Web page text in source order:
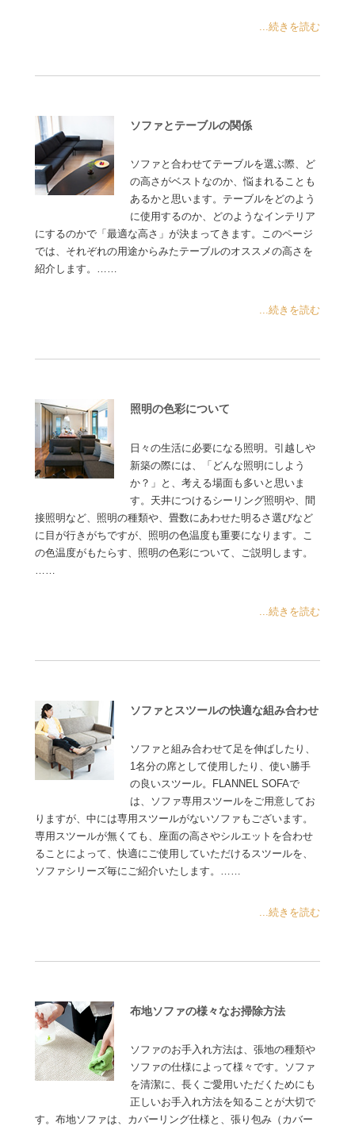
...続きを読む
ソファとテーブルの関係
ソファと合わせてテーブルを選ぶ際、ど
の高さがベストなのか、悩まれることも
あるかと思います。テーブルをどのよう
に使用するのか、どのようなインテリア
にするのかで「最適な高さ」が決まってきます。このページ
では、それぞれの用途からみたテーブルのオススメの高さを
紹介します。……
...続きを読む
照明の色彩について
日々の生活に必要になる照明。引越しや
新築の際には、「どんな照明にしよう
か？」と、考える場面も多いと思いま
す。天井につけるシーリング照明や、間
接照明など、照明の種類や、畳数にあわせた明るさ選びなど
に目が行きがちですが、照明の色温度も重要になります。こ
の色温度がもたらす、照明の色彩について、ご説明します。
...続きを読む
ソファとスツールの快適な組み合わせ
ソファと組み合わせて足を伸ばしたり、
1名分の席として使用したり、使い勝手
の良いスツール。FLANNEL SOFAで
は、ソファ専用スツールをご用意してお
りますが、中には専用スツールがないソファもございます。
専用スツールが無くても、座面の高さやシルエットを合わせ
ることによって、快適にご使用していただけるスツールを、
ソファシリーズ毎にご紹介いたします。……
...続きを読む
布地ソファの様々なお掃除方法
ソファのお手入れ方法は、張地の種類や
ソファの仕様によって様々です。ソファ
を清潔に、長くご愛用いただくためにも
正しいお手入れ方法を知ることが大切で
す。布地ソファは、カバーリング仕様と、張り包み（カバー